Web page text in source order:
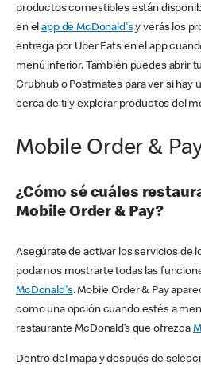
productos comestibles están
en elapp de McDonald'sy verás los
entrega por Uber Eats en el app
menú inferior. También puedes abrir
Grubhub o Postmates para ver si hay
cerca de ti y explorar productos del
Mobile Order &
¿Cómo sé cuáles
Mobile Order & Pay?
Asegúrate de activar los servicios de
podamos mostrarte todas las
McDonald's. Mobile Order & Pay
como una opción cuando estés a
restaurante McDonald’s que ofrezca
Dentro del mapa y después de